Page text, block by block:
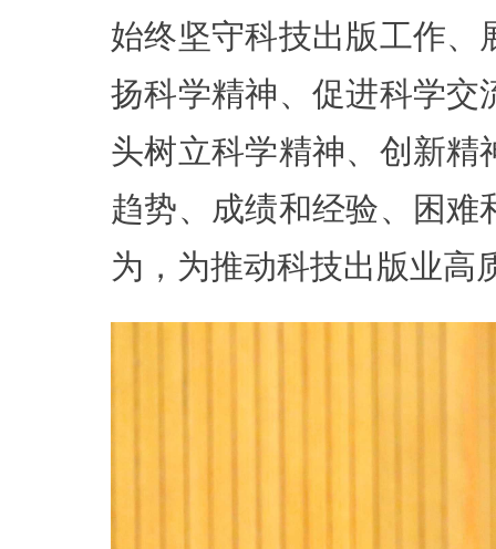
始终坚守科技出版工作、
扬科学精神、促进科学交
头树立科学精神、创新精
趋势、成绩和经验、困
为，为推动科技出版业高